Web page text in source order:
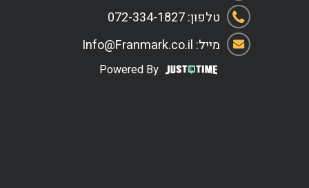
טלפון: 072-334-1827
מייל: Info@Franmark.co.il
Powered By